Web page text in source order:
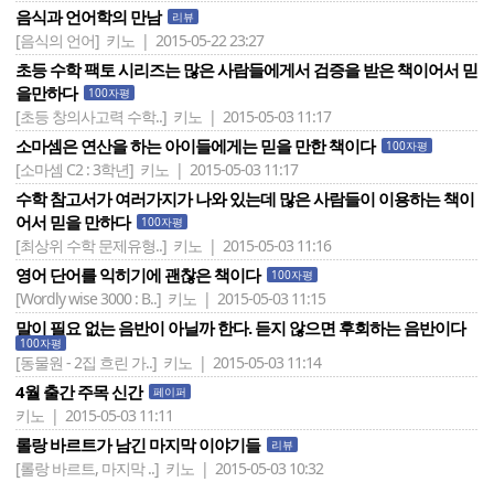
음식과 언어학의 만남 리뷰
[음식의 언어] 키노 | 2015-05-22 23:27
초등 수학 팩토 시리즈는 많은 사람들에게서 검증을 받은 책이어서 믿
을만하다
100자평
[초등 창의사고력 수학..] 키노 | 2015-05-03 11:17
소마셈은 연산을 하는 아이들에게는 믿을 만한 책이다 100자평
[소마셈 C2 : 3학년] 키노 | 2015-05-03 11:17
수학 참고서가 여러가지가 나와 있는데 많은 사람들이 이용하는 책이
어서 믿을 만하다
100자평
[최상위 수학 문제유형..] 키노 | 2015-05-03 11:16
영어 단어를 익히기에 괜찮은 책이다 100자평
[Wordly wise 3000 : B..] 키노 | 2015-05-03 11:15
말이 필요 없는 음반이 아닐까 한다. 듣지 않으면 후회하는 음반이다
100자평
[동물원 - 2집 흐린 가..] 키노 | 2015-05-03 11:14
4월 출간 주목 신간 페이퍼
키노 | 2015-05-03 11:11
롤랑 바르트가 남긴 마지막 이야기들 리뷰
[롤랑 바르트, 마지막 ..] 키노 | 2015-05-03 10:32